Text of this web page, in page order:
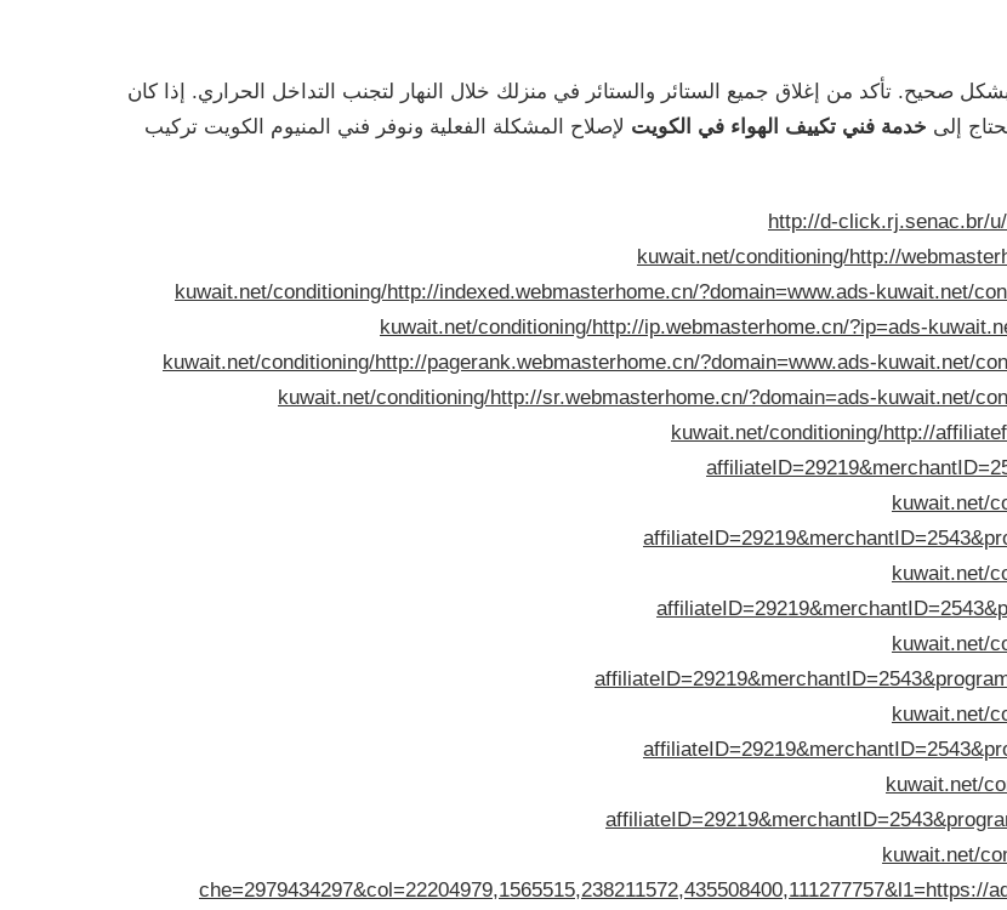
صحيح. تأكد من إغلاق جميع الستائر والستائر في منزلك خلال النهار لتجنب التداخل الحراري. إذا كان
إلى خدمة فني تكييف الهواء في الكويت لإصلاح المشكلة الفعلية ونوفر فني المنيوم الكويت تركيب
http://d-click.rj.senac.br/
kuwait.net/conditioning/http://
kuwait.net/conditioning/http://indexed.webmasterhome.cn/?domain=www.ads-kuwait.net/
kuwait.net/conditioning/http://ip.webmasterhome.cn/?ip=ads-
kuwait.net/conditioning/http://pagerank.webmasterhome.cn/?domain=www.ads-kuwait.net/
kuwait.net/conditioning/http://sr.webmasterhome.cn/?domain=ads-kuwait.net/
kuwait.net/conditioning/http://
kuwait.net/
kuwait.net/
kuwait.net/
kuwait.net/
kuwait.net/
kuwait.net/
che=2979434297&col=22204979,1565515,238211572,435508400,111277757&l1=https://